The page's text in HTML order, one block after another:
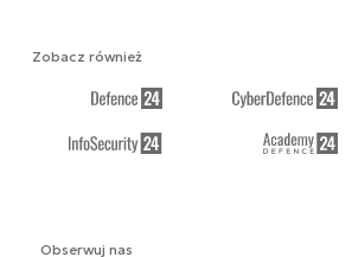
Obserwuj nas
Zobacz również